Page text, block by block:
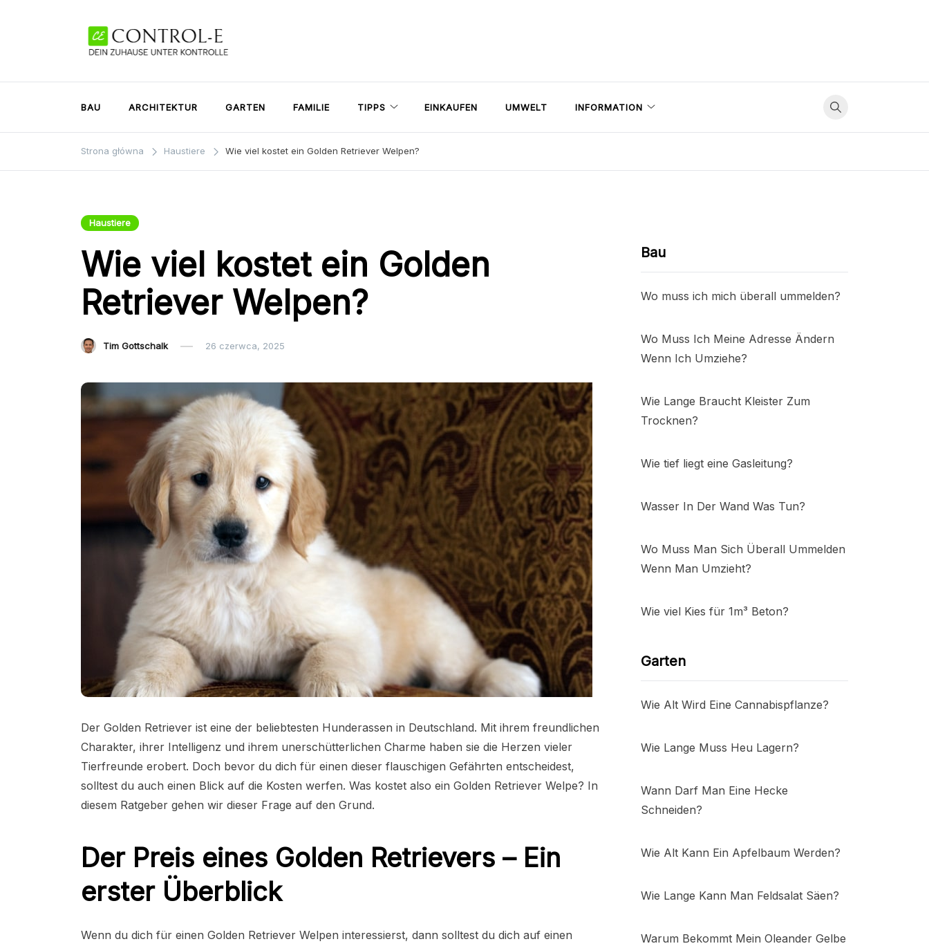
Control-E
BAU ARCHITEKTUR GARTEN FAMILIE TIPPS EINKAUFEN UMWELT INFORMATION
Strona główna Haustiere Wie viel kostet ein Golden Retriever Welpen?
Haustiere
Wie viel kostet ein Golden
Retriever Welpen?
Tim Gottschalk 26 czerwca, 2025
Der Golden Retriever ist eine der beliebtesten Hunderassen in Deutschland. Mit ihrem freundlichen
Charakter, ihrer Intelligenz und ihrem unerschütterlichen Charme haben sie die Herzen vieler
Tierfreunde erobert. Doch bevor du dich für einen dieser flauschigen Gefährten entscheidest,
solltest du auch einen Blick auf die Kosten werfen. Was kostet also ein Golden Retriever Welpe? In
diesem Ratgeber gehen wir dieser Frage auf den Grund.
Der Preis eines Golden Retrievers – Ein
erster Überblick
Wenn du dich für einen Golden Retriever Welpen interessierst, dann solltest du dich auf einen
Bau
Wo muss ich mich überall ummelden?
Wo Muss Ich Meine Adresse Ändern
Wenn Ich Umziehe?
Wie Lange Braucht Kleister Zum
Trocknen?
Wie tief liegt eine Gasleitung?
Wasser In Der Wand Was Tun?
Wo Muss Man Sich Überall Ummelden
Wenn Man Umzieht?
Wie viel Kies für 1m³ Beton?
Garten
Wie Alt Wird Eine Cannabispflanze?
Wie Lange Muss Heu Lagern?
Wann Darf Man Eine Hecke
Schneiden?
Wie Alt Kann Ein Apfelbaum Werden?
Wie Lange Kann Man Feldsalat Säen?
Warum Bekommt Mein Oleander Gelbe